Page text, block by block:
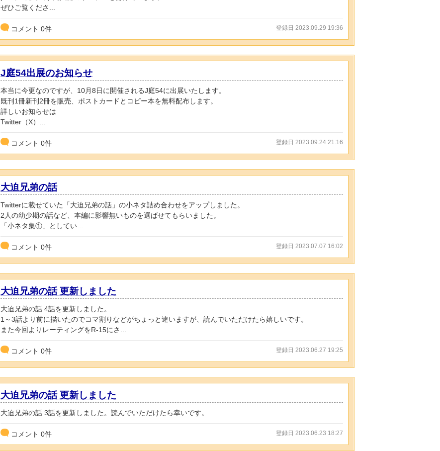
ぜひご覧くださ...
コメント 0件 登録日 2023.09.29 19:36
J庭54出展のお知らせ
本当に今更なのですが、10月8日に開催されるJ庭54に出展いたします。
既刊1冊新刊2冊を販売、ポストカードとコピー本を無料配布します。
詳しいお知らせは
Twitter（X）...
コメント 0件 登録日 2023.09.24 21:16
大迫兄弟の話
Twitterに載せていた「大迫兄弟の話」の小ネタ詰め合わせをアップしました。
2人の幼少期の話など、本編に影響無いものを選ばせてもらいました。
「小ネタ集①」としてい...
コメント 0件 登録日 2023.07.07 16:02
大迫兄弟の話 更新しました
大迫兄弟の話 4話を更新しました。
1～3話より前に描いたのでコマ割りなどがちょっと違いますが、読んでいただけたら嬉しいです。
また今回よりレーティングをR-15にさ...
コメント 0件 登録日 2023.06.27 19:25
大迫兄弟の話 更新しました
大迫兄弟の話 3話を更新しました。読んでいただけたら幸いです。
コメント 0件 登録日 2023.06.23 18:27